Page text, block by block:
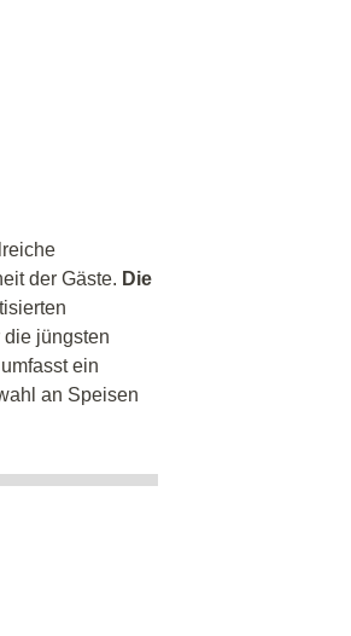
der Gäste. Die
jüngsten
ein
an Speisen